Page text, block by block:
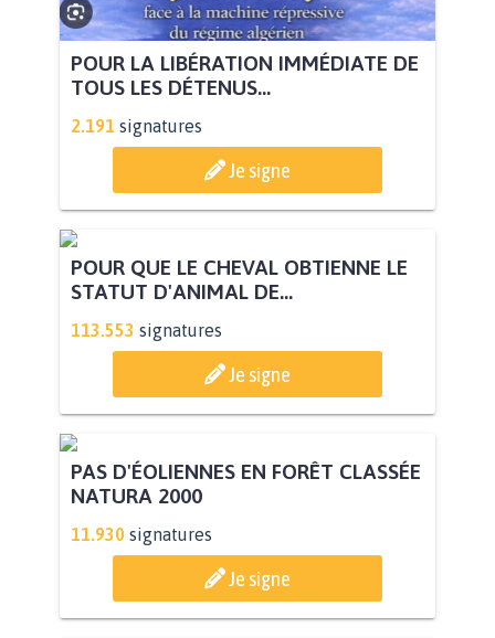
POUR LA LIBÉRATION IMMÉDIATE DE
TOUS LES DÉTENUS...
2.191 signatures
Je signe
POUR QUE LE CHEVAL OBTIENNE LE
STATUT D'ANIMAL DE...
113.553 signatures
Je signe